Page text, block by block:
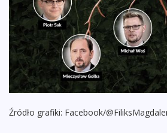
Źródło grafiki: Facebook/